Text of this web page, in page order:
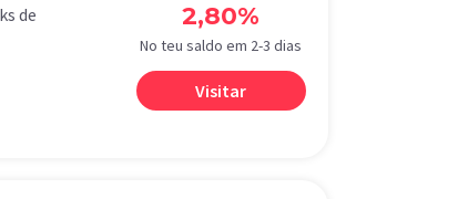
de
2,80%
No teu saldo em 2-3 dias
Visitar